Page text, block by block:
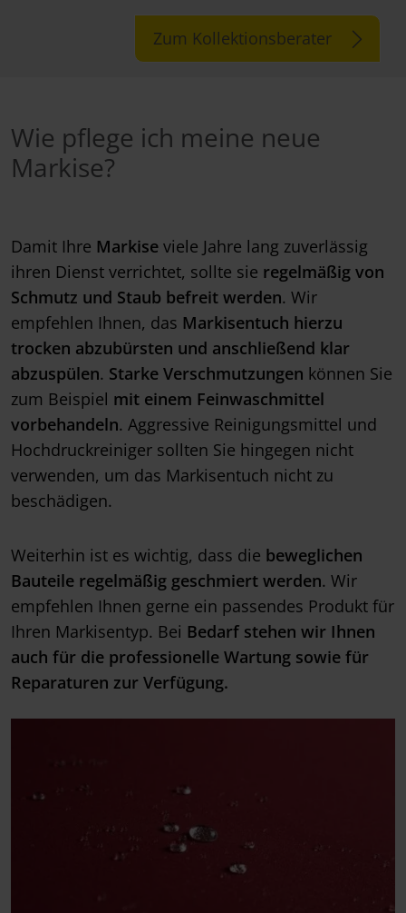
Zum Kollektionsberater
Wie pflege ich meine neue
Markise?
Damit Ihre Markise viele Jahre lang zuverlässig
ihren Dienst verrichtet, sollte sie regelmäßig von
Schmutz und Staub befreit werden. Wir
empfehlen Ihnen, das Markisentuch hierzu
trocken abzubürsten und anschließend klar
abzuspülen. Starke Verschmutzungen können Sie
zum Beispiel mit einem Feinwaschmittel
vorbehandeln. Aggressive Reinigungsmittel und
Hochdruckreiniger sollten Sie hingegen nicht
verwenden, um das Markisentuch nicht zu
beschädigen.
Weiterhin ist es wichtig, dass die beweglichen
Bauteile regelmäßig geschmiert werden. Wir
empfehlen Ihnen gerne ein passendes Produkt für
Ihren Markisentyp. Bei Bedarf stehen wir Ihnen
auch für die professionelle Wartung sowie für
Reparaturen zur Verfügung.